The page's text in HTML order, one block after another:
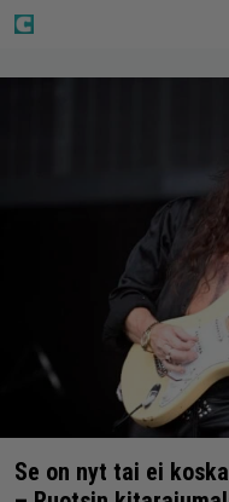
Se on nyt tai ei